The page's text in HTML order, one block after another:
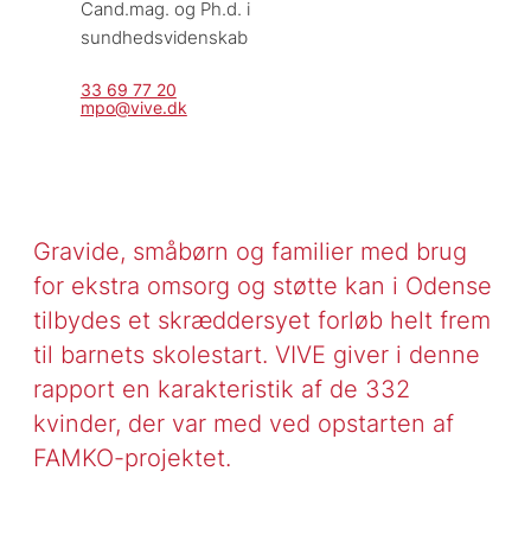
Cand.mag. og Ph.d. i
sundhedsvidenskab
33 69 77 20
mpo@vive.dk
Gravide, småbørn og familier med brug
for ekstra omsorg og støtte kan i Odense
tilbydes et skræddersyet forløb helt frem
til barnets skolestart. VIVE giver i denne
rapport en karakteristik af de 332
kvinder, der var med ved opstarten af
FAMKO-projektet.